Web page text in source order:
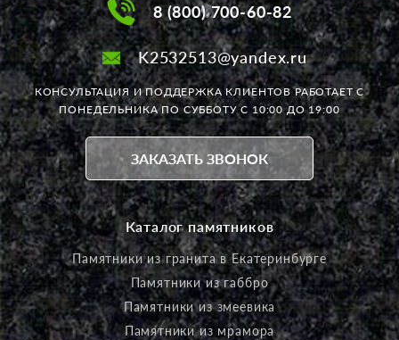
8 (800) 700-60-82
K2532513@yandex.ru
КОНСУЛЬТАЦИЯ И ПОДДЕРЖКА КЛИЕНТОВ РАБОТАЕТС
ПОНЕДЕЛЬНИКА ПО СУББОТУ С 10:00 ДО 19:00
ЗАКАЗАТЬ ЗВОНОК
Каталог памятников
Памятники из гранита в Екатеринбурге
Памятники из габбро
Памятники из змеевика
Памятники из мрамора